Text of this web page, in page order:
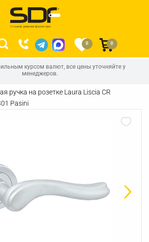
0 0
курсом валют, все цены уточняйте у
менеджеров.
ручка на розетке Laura Liscia CR
Pasini